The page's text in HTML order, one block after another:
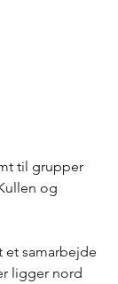
til grupper
og
et samarbejde
ligger nord